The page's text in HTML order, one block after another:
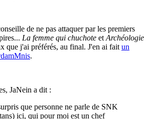
de ne pas attaquer par les premiers
La femme qui chuchote et Archéologie
que j'ai préférés, au final. J'en ai fait un
.
JaNein a dit :
que personne ne parle de SNK
ici, qui pour moi est un chef